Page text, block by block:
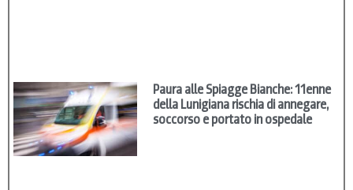
Paura alle Spiagge Bianche: 11enne
della Lunigiana rischia di annegare,
soccorso e portato in ospedale